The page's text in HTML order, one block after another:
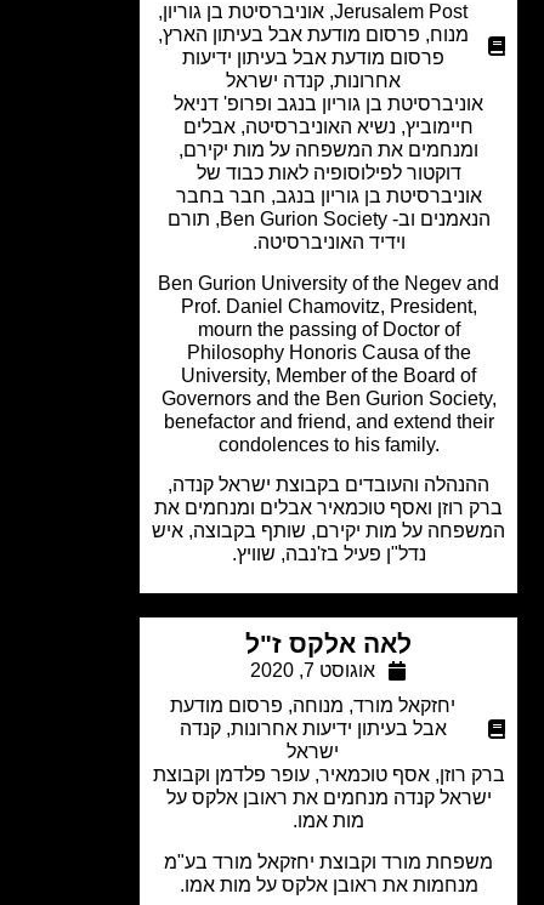
Jerusalem Post
,אוניברסיטת בן גוריון ,
מנוח, פרסום מודעת אבל בעיתון הארץ,
פרסום מודעת אבל בעיתון ידיעות
אחרונות,קנדה ישראל
בן גוריון בנגב ופרופ' דניאל
חיימוביץ, נשיא האוניברסיטה, אבלים
ומנחמים את המשפחה על מות יקירם,
דוקטור לפילוסופיה לאות כבוד של
אוניברסיטת בן גוריון בנגב, חבר בחבר
הנאמנים וב- Ben Gurion Society, תורם
וידיד האוניברסיטה.
Ben Gurion University of the Negev
Prof. Daniel Chamovitz, President,
mourn the passing of Doctor of
Philosophy Honoris Causa of the
University, Member of the Board of
Governors and the Ben Gurion
benefactor and friend, and extend
condolences to his family.
והעובדים בקבוצת ישראל קנדה,
רוזן ואסף טוכמאיר אבלים ומנחמים את
על מות יקירם, שותף בקבוצה, איש
נדל"ן פעיל בז'נבה, שוויץ.
לאה אלקס ז"ל
אוגוסט 7, 2020
יחזקאל מורד,מנוחה, פרסום מודעת
אבל בעיתון ידיעות אחרונות,קנדה
רוזן, אסף טוכמאיר, עופר פלדמן וקבוצת
קנדה מנחמים את ראובן אלקס על
מות אמו.
מורד וקבוצת יחזקאל מורד בע"מ
מנחמות את ראובן אלקס על מות אמו.